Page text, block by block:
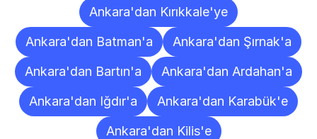
Ankara'dan Kırıkkale'ye
Ankara'dan Batman'a
Ankara'dan Şırnak'a
Ankara'dan Bartın'a
Ankara'dan Ardahan'a
Ankara'dan Iğdır'a
Ankara'dan Karabük'e
Ankara'dan Kilis'e